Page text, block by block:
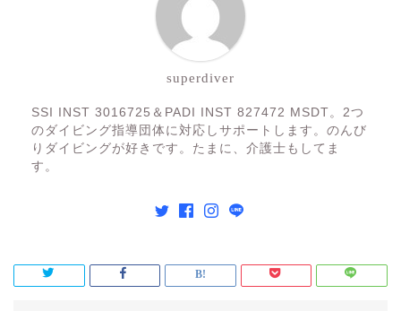
superdiver
SSI INST 3016725＆PADI INST 827472 MSDT。2つ
のダイビング指導団体に対応しサポートします。のんび
りダイビングが好きです。たまに、介護士もしてま
す。